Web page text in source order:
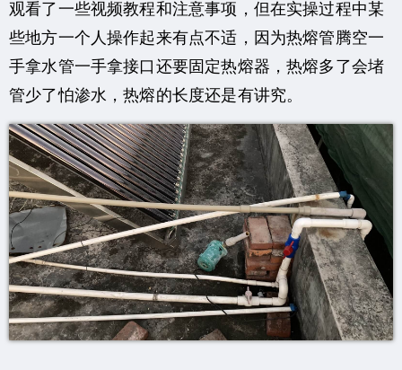
观看了一些视频教程和注意事项，但在实操过程中某
些地方一个人操作起来有点不适，因为热熔管腾空一
手拿水管一手拿接口还要固定热熔器，热熔多了会堵
管少了怕渗水，热熔的长度还是有讲究。